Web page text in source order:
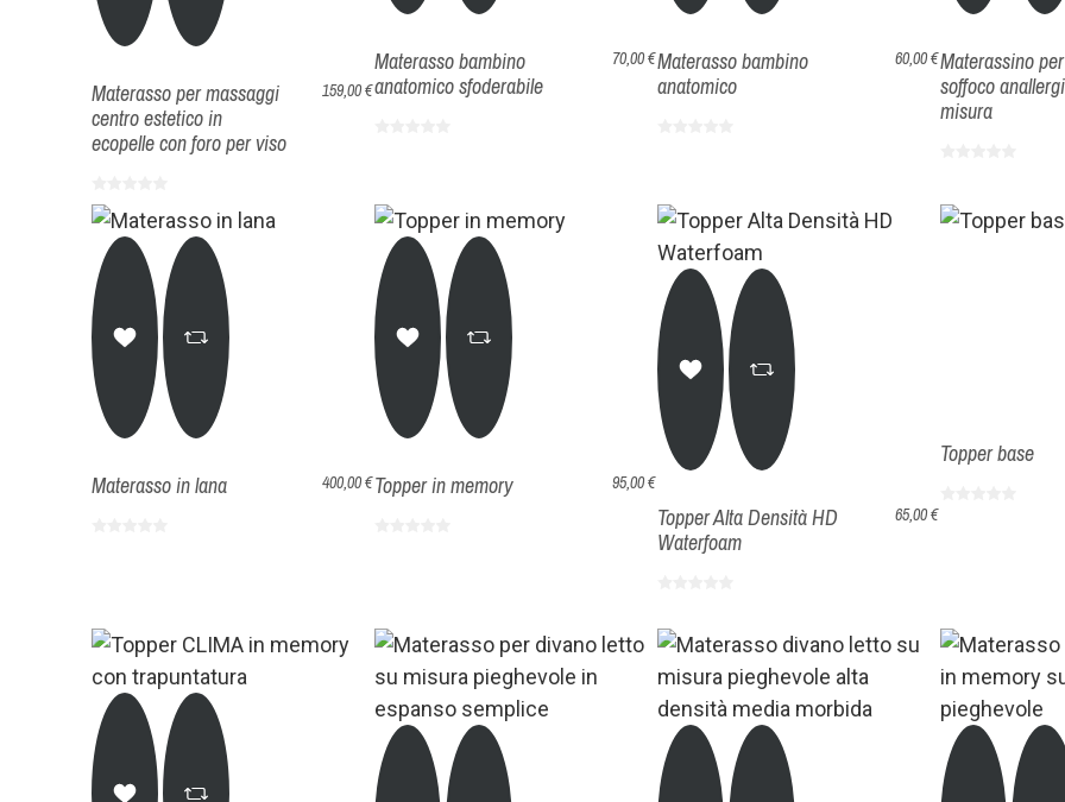
Materasso per massaggi
centro estetico in
ecopelle con foro per viso
159,00 €
Materasso bambino
anatomico sfoderabile
70,00 €Materasso bambino
anatomico
60,00 €Materassino
soffoco
misura
Materasso in lana 400,00 €Topper in memory 95,00 €
Topper Alta Densità HD
Waterfoam
65,00 €
Topper base